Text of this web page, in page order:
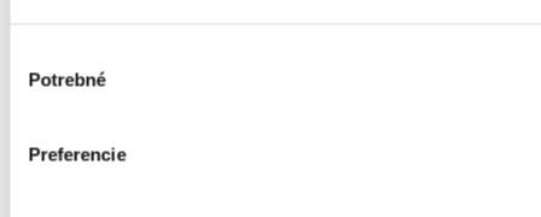
súhlasu
Potrebné
Preferencie
Stavebníctvo a reality
Veda a výskum
Zdravotníctvo a farmácia